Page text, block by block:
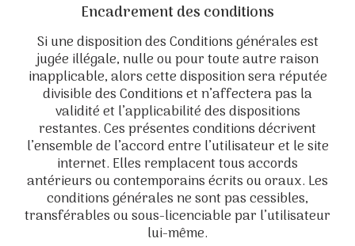
Encadrement des conditions
Si une disposition des Conditions générales est
jugée illégale, nulle ou pour toute autre raison
inapplicable, alors cette disposition sera réputée
divisible des Conditions et n’affectera pas la
validité et l’applicabilité des dispositions
restantes. Ces présentes conditions décrivent
l’ensemble de l’accord entre l’utilisateur et le site
internet. Elles remplacent tous accords
antérieurs ou contemporains écrits ou oraux. Les
conditions générales ne sont pas cessibles,
transférables ou sous-licenciable par l’utilisateur
lui-même.